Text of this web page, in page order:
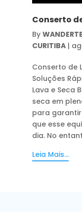
Conserto
By
CURITIBA|
Conserto de
Soluções
Lava e Seca
seca em
para
que esse
dia. No
Leia Mais...